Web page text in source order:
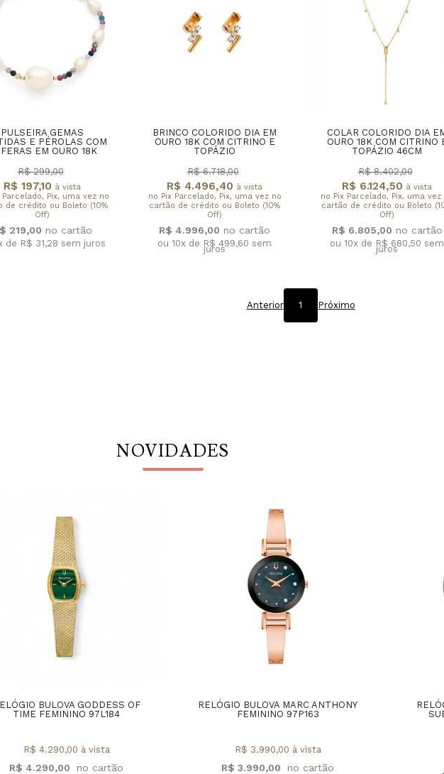
PULSEIRA GEMAS
E PÉROLAS COM
EM OURO 18K
R$ 197,10 à vista
Parcelado, Pix, uma vez no
de crédito ou Boleto (10%
Off)
R$ 299,00
219,00
de R$ 31,28 sem juros
BRINCO COLORIDO DIA EM
OURO 18K COM CITRINO E
TOPÁZIO
R$ 4.496,40 à vista
no Pix Parcelado, Pix, uma vez no
cartão de crédito ou Boleto (10%
Off)
R$ 6.718,00
R$ 4.996,00
ou 10x de R$ 499,60 sem
juros
COLAR COLORIDO DIA
OURO 18K COM CITRINO
TOPÁZIO 46CM
R$ 6.124,50 à vista
no Pix Parcelado, Pix, uma vez
cartão de crédito ou Boleto
Off)
R$ 8.402,00
R$ 6.805,00
ou 10x de R$ 680,50 sem
juros
Anterior 1 Próximo
NOVIDADES
BULOVA GODDESS OF
TIME FEMININO 97L184
R$ 4.290,00
R$ 4.290,00 à vista
RELÓGIO BULOVA MARC ANTHONY
FEMININO 97P163
R$ 3.990,00
R$ 3.990,00 à vista